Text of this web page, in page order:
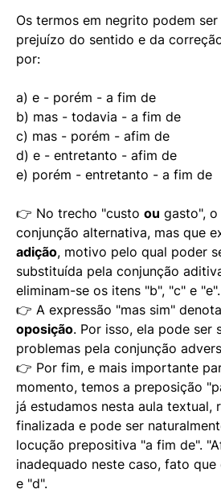
Os termos em negrito podem
prejuízo do sentido e da
por:
a) e - porém - a fim de
b) mas - todavia - a fim de
c) mas - porém - afim de
d) e - entretanto - afim de
e) porém - entretanto - a fim de
👉 No trecho "custo ou gasto", o
conjunção alternativa, mas que
adição, motivo pelo qual poder
substituída pela conjunção
eliminam-se os itens "b", "c" e "e".
👉 A expressão "mas sim"
oposição. Por isso, ela pode ser
problemas pela conjunção
👉 Por fim, e mais importante
momento, temos a preposição
já estudamos nesta aula textual,
finalizada e pode ser
locução prepositiva "a fim de".
inadequado neste caso, fato
e "d".